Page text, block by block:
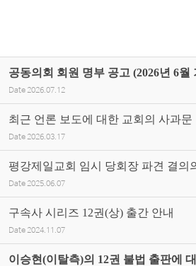
공동의회 회원 명부 공고 (2026년 6월
Date 2026.07.12
최근 언론 보도에 대한 교회의 사과문
Date 2026.03.17
평강제일교회 임시 당회장 파견 결의
Date 2025.06.07
구속사 시리즈 12권(상) 출간 안내
Date 2024.11.07
이승현(이탈측)의 12권 불법 출판에